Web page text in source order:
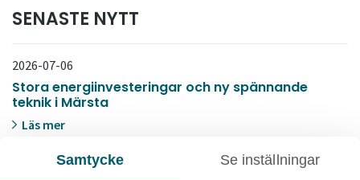
Samtycke Se inställningar
SENASTE NYTT
2026-07-06
Stora energiinvesteringar och ny spännande
teknik i Märsta
Läs mer
2026-06-03